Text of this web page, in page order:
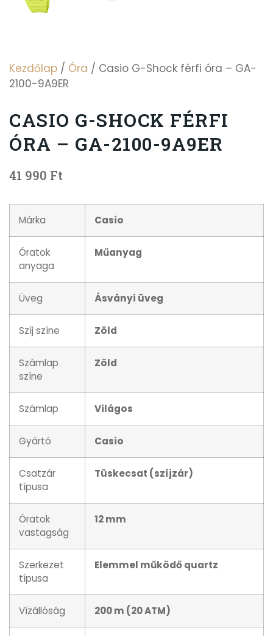
Kezdőlap / Óra / Casio G-Shock férfi óra – GA-
2100-9A9ER
CASIO G-SHOCK FÉRFI
ÓRA – GA-2100-9A9ER
41 990 Ft
Márka Casio
Óratok
anyaga
Műanyag
Üveg Ásványi üveg
Szíj színe Zöld
Számlap
színe
Zöld
Számlap Világos
Gyártó Casio
Csatzár
típusa
Tüskecsat (szíjzár)
Óratok
vastagság
12 mm
Szerkezet
típusa
Elemmel működő quartz
Vízállóság 200 m (20 ATM)